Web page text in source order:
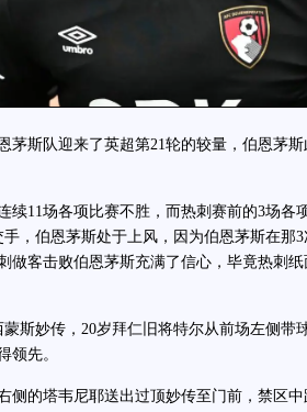
斯队迎来了英超第21轮的较量，伯恩茅斯
11场各项比赛不胜，而热刺赛前的3场各
，伯恩茅斯处于上风，因为伯恩茅斯在那
做客击败伯恩茅斯充满了信心，毕竟热刺
妙传，20岁拜仁旧将特尔从前场左侧带
领先。
的塔韦尼耶送出过顶妙传至门前，禁区中